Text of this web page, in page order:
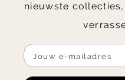
nieuwste